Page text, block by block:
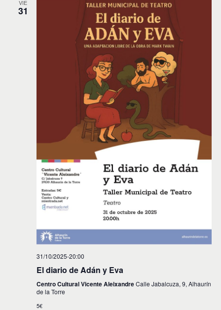
VIE
31
31/10/2025-20:00
El diario de Adán y Eva
Centro Cultural Vicente AleixandreCalle Jabalcuza, 9, Alhaurín
de la Torre
5€